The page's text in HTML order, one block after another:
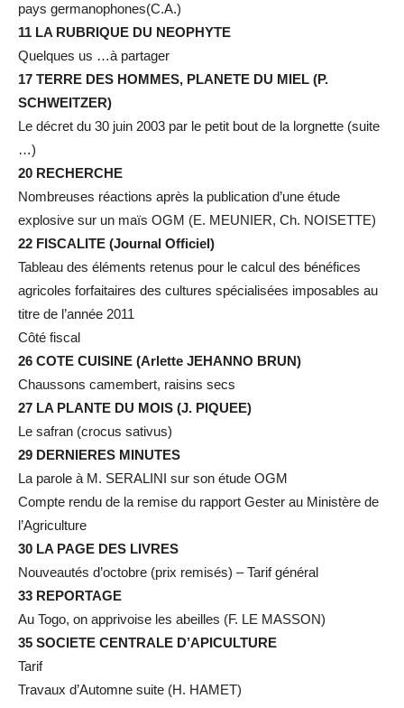
pays germanophones(C.A.)
11 LA RUBRIQUE DU NEOPHYTE
Quelques us …à partager
17 TERRE DES HOMMES, PLANETE DU MIEL (P.
SCHWEITZER)
Le décret du 30 juin 2003 par le petit bout de la lorgnette (suite
…)
20 RECHERCHE
Nombreuses réactions après la publication d’une étude
explosive sur un maïs OGM (E. MEUNIER, Ch. NOISETTE)
22 FISCALITE (Journal Officiel)
Tableau des éléments retenus pour le calcul des bénéfices
agricoles forfaitaires des cultures spécialisées imposables au
titre de l’année 2011
Côté fiscal
26 COTE CUISINE (Arlette JEHANNO BRUN)
Chaussons camembert, raisins secs
27 LA PLANTE DU MOIS (J. PIQUEE)
Le safran (crocus sativus)
29 DERNIERES MINUTES
La parole à M. SERALINI sur son étude OGM
Compte rendu de la remise du rapport Gester au Ministère de
l’Agriculture
30 LA PAGE DES LIVRES
Nouveautés d’octobre (prix remisés) – Tarif général
33 REPORTAGE
Au Togo, on apprivoise les abeilles (F. LE MASSON)
35 SOCIETE CENTRALE D’APICULTURE
Tarif
Travaux d’Automne suite (H. HAMET)